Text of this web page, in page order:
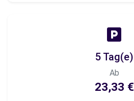
5 Tag(e)
Ab
23,33 €